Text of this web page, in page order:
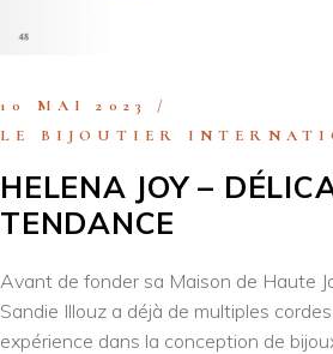
10 MAI 2023
LE BIJOUTIER
HELENA JOY –
TENDANCE
Avant de fonder sa Maison de Haute
Sandie Illouz a déjà de multiples
expérience dans la conception de